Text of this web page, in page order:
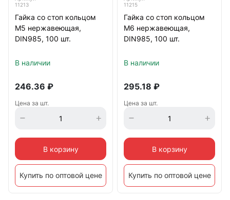
11213
Гайка со стоп кольцом
М5 нержавеющая,
DIN985, 100 шт.
В наличии
246.36 ₽
Цена за шт.
В корзину
Купить по оптовой цене
11215
Гайка со стоп кольцом
М6 нержавеющая,
DIN985, 100 шт.
В наличии
295.18 ₽
Цена за шт.
В корзину
Купить по оптовой цене